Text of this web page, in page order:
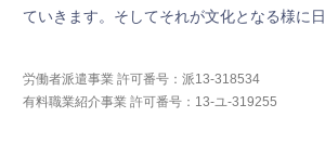
ていき ます。 そ してそれが文化と なる様に日
労働者派遣事業 許可番号：派13-318534
有料職業紹介事業 許可番号：13-ユ-319255